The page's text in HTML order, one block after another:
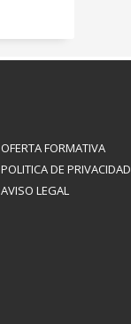
OFERTA FORMATIVA
POLITICA DE PRIVACIDAD
AVISO LEGAL